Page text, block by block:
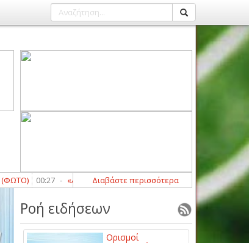
00:27 - «Αρειανός» ο Μοκόκα 00:19 - Μήνυμα ενότητας από
Διαβάστε περισσότερα
Ροή ειδήσεων
Ορισμοί